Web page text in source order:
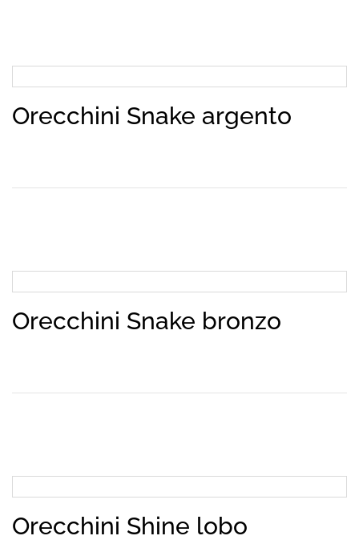
Orecchini Snake argento
Orecchini Snake bronzo
Orecchini Shine lobo